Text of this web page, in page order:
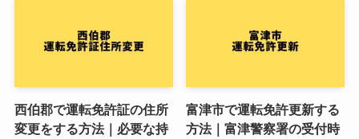
西伯郡で運転免許証の住所
変更をする方法｜必要な持
富津市で運転免許更新する
方法｜富津警察署の受付時